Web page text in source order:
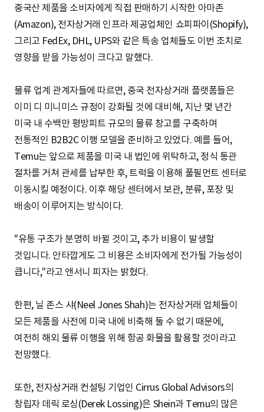
중국산 제품을 소비자에게 직접 판매하기 시작한 아마존
(Amazon), 전자상거래 인프라 제공업체인 쇼피파이(Shopify),
그리고 FedEx, DHL, UPS와 같은 특송 업체들도 이번 조치로
영향을 받을 가능성이 크다고 말했다.
물류 업계 관계자들에 따르면, 중국 전자상거래 플랫폼들은
이미 디 미니미스 규정이 강화될 것에 대비해, 지난 몇 년간
미국 내 수백만 평방피트 규모의 물류 창고를 구축하며
전통적인 B2B2C 이행 모델을 준비하고 있었다. 예를 들어,
Temu는 앞으로 제품을 미국 내 법인에 위탁하고, 정식 통관
절차를 거쳐 관세를 납부한 후, 트럭을 이용해 풀필먼트 센터로
이동시킬 예정이다. 이후 해당 센터에서 보관, 분류, 포장 및
배송이 이루어지는 방식이다.
"유통 구조가 분명히 바뀔 것이고, 추가 비용이 발생할
것입니다. 안타깝게도 그 비용은 소비자에게 전가될 가능성이
큽니다,"라고 앤서니 피자는 밝혔다.
한편, 닐 존스 샤(Neel Jones Shah)는 전자상거래 업체들이
모든 제품을 사전에 미국 내에 비축해 둘 수 없기 때문에,
여전히 해외 물류 이행을 위해 항공 화물을 활용할 것이라고
전망했다.
또한, 전자상거래 컨설팅 기업인 Cirrus Global Advisors의
창립자 데릭 로싱(Derek Lossing)은 Shein과 Temu의 많은